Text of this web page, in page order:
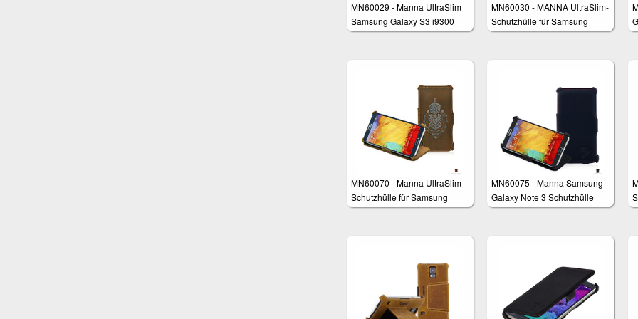
MN60029 - Manna UltraSlim
Samsung Galaxy S3 i9300
Schutzhülle aus echtem Leder
MN60030 - MANNA UltraSlim-
Schutzhülle für Samsung
Galaxy S3 (i9300) aus
MN60070 - Manna UltraSlim
Schutzhülle für Samsung
Galaxy Note 3
MN60075 - Manna Samsung
Galaxy Note 3 Schutzhülle